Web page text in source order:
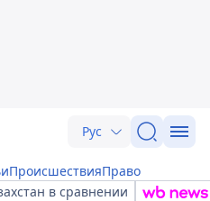
Рус
ПроисшествияПраво
в сравнении